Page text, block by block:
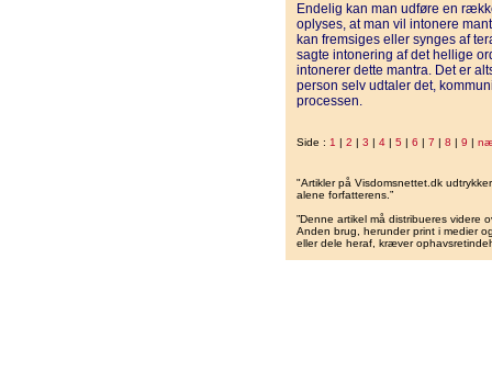
Endelig kan man udføre en
oplyses, at man vil intonere
kan fremsiges eller synges af
sagte intonering af det hellige
intonerer dette mantra. Det er
person selv udtaler det,
processen.
Side : 1 | 2 | 3 | 4 | 5 | 6 | 7 | 8 | 9 |
"Artikler på Visdomsnettet.dk
alene forfatterens.”
”Denne artikel må distribueres videre
Anden brug, herunder print i medier
eller dele heraf, kræver